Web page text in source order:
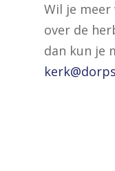
Wil je meer
over de
dan kun je